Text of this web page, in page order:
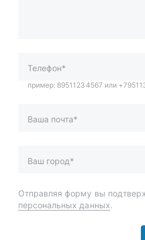
Доставка и оплата